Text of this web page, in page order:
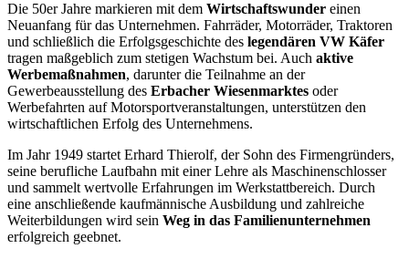
Die 50er Jahre markieren mit dem Wirtschaftswunder einen
Neuanfang für das Unternehmen. Fahrräder, Motorräder, Traktoren
und schließlich die Erfolgsgeschichte des legendären VW Käfer
tragen maßgeblich zum stetigen Wachstum bei. Auch aktive
Werbemaßnahmen, darunter die Teilnahme an der
Gewerbeausstellung des Erbacher Wiesenmarktes oder
Werbefahrten auf Motorsportveranstaltungen, unterstützen den
wirtschaftlichen Erfolg des Unternehmens.
Im Jahr 1949 startet Erhard Thierolf, der Sohn des Firmengründers,
seine berufliche Laufbahn mit einer Lehre als Maschinenschlosser
und sammelt wertvolle Erfahrungen im Werkstattbereich. Durch
eine anschließende kaufmännische Ausbildung und zahlreiche
Weiterbildungen wird sein Weg in das Familienunternehmen
erfolgreich geebnet.